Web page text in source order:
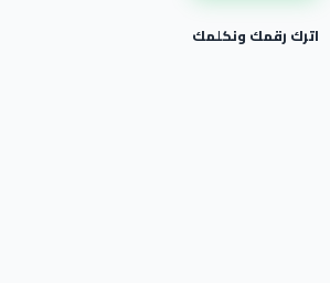
اترك رقمك ونكلمك